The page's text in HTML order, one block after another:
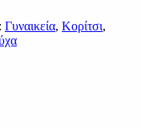
Γυναικεία, Κορίτσι,